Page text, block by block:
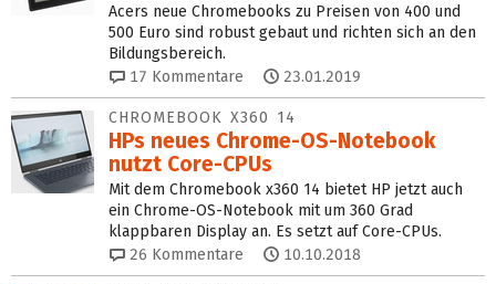
Acers neue Chromebooks zu Preisen von 400 und
500 Euro sind robust gebaut und richten sich an den
Bildungsbereich.
17 Kommentare 23.01.2019
CHROMEBOOK X360 14
HPs neues Chrome-OS-Notebook
nutzt Core-CPUs
Mit dem Chromebook x360 14 bietet HP jetzt auch
ein Chrome-OS-Notebook mit um 360 Grad
klappbaren Display an. Es setzt auf Core-CPUs.
26 Kommentare 10.10.2018